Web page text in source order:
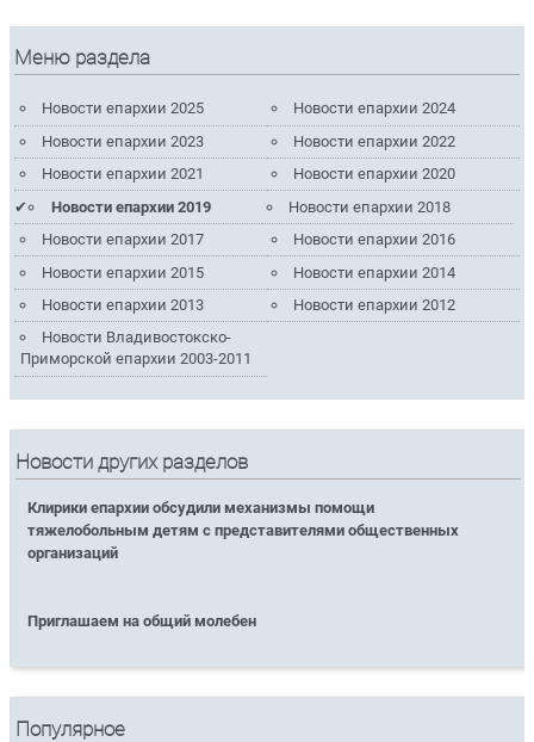
Меню раздела
Новости епархии 2025
Новости епархии 2024
Новости епархии 2023
Новости епархии 2022
Новости епархии 2021
Новости епархии 2020
Новости епархии 2019
Новости епархии 2018
Новости епархии 2017
Новости епархии 2016
Новости епархии 2015
Новости епархии 2014
Новости епархии 2013
Новости епархии 2012
Новости Владивостокско-
Приморской епархии 2003-2011
Новости других разделов
Клирики епархии обсудили механизмы помощи
тяжелобольным детям с представителями общественных
организаций
Приглашаем на общий молебен
Популярное